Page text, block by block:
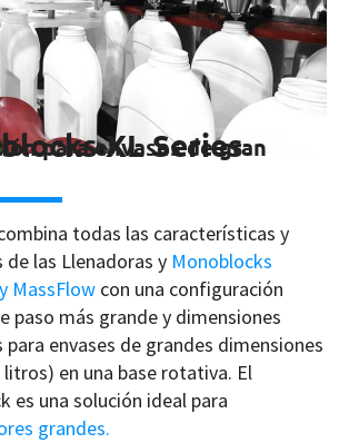
XL Series
para envases de gran
todas las características y
de las Llenadoras y Monoblocks
MassFlow con una configuración
paso más grande y dimensiones
para envases de grandes dimensiones
litros) en una base rotativa. El
es una solución ideal para
grandes.